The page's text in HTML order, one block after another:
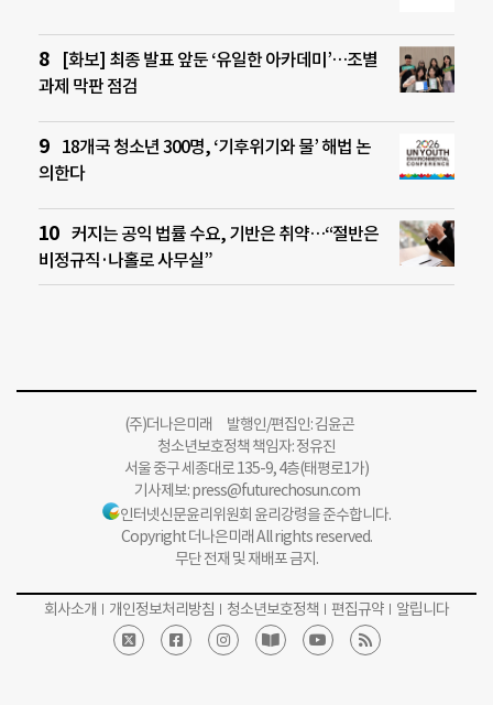
[화보] 최종 발표 앞둔 ‘유일한 아카데미’…조별
과제 막판 점검
18개국 청소년 300명, ‘기후위기와 물’ 해법 논
의한다
커지는 공익 법률 수요, 기반은 취약…“절반은
비정규직·나홀로 사무실”
(주)더나은미래 발행인/편집인: 김윤곤
청소년보호정책 책임자: 정유진
서울 중구 세종대로 135-9, 4층(태평로1가)
기사제보:press@futurechosun.com
인터넷신문윤리위원회 윤리강령을 준수합니다.
Copyright 더나은미래 All rights reserved.
무단 전재 및 재배포 금지.
회사소개 개인정보처리방침 청소년보호정책 편집규약 알립니다